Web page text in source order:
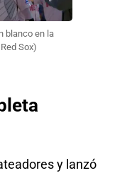
blanco en la
Sox)
y lanzó